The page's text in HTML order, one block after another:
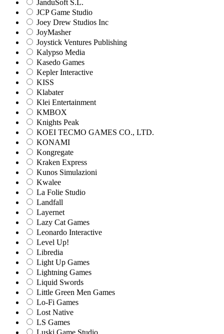
JanduSoft S.L.
JCP Game Studio
Joey Drew Studios Inc
JoyMasher
Joystick Ventures Publishing
Kalypso Media
Kasedo Games
Kepler Interactive
KISS
Klabater
Klei Entertainment
KMBOX
Knights Peak
KOEI TECMO GAMES CO., LTD.
KONAMI
Kongregate
Kraken Express
Kunos Simulazioni
Kwalee
La Folie Studio
Landfall
Layernet
Lazy Cat Games
Leonardo Interactive
Level Up!
Libredia
Light Up Games
Lightning Games
Liquid Swords
Little Green Men Games
Lo-Fi Games
Lost Native
LS Games